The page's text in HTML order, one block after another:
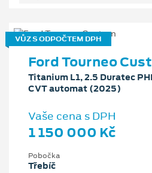
VŮZ S ODPOČTEM DPH
Ford Tourneo
Titanium L1, 2.5 Duratec
CVT automat (2025)
Vaše cena s DPH
1 150 000 Kč
Pobočka
Třebíč